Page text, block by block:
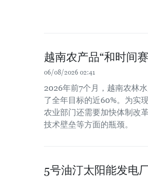
越南农产品“和时间
06/08/2026 02:41
2026年前7个月，越南农林
了全年目标的近60%。为实
农业部门还需要加快体制改
技术壁垒等方面的瓶颈。
5号油汀太阳能发电